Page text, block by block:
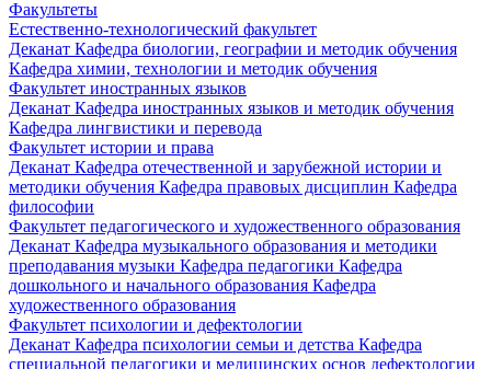
Факультеты
Естественно-технологический факультет
Деканат Кафедра биологии, географии и методик обучения
Кафедра химии, технологии и методик обучения
Факультет иностранных языков
Деканат Кафедра иностранных языков и методик обучения
Кафедра лингвистики и перевода
Факультет истории и права
Деканат Кафедра отечественной и зарубежной истории и
методики обучения Кафедра правовых дисциплин Кафедра
философии
Факультет педагогического и художественного образования
Деканат Кафедра музыкального образования и методики
преподавания музыки Кафедра педагогики Кафедра
дошкольного и начального образования Кафедра
художественного образования
Факультет психологии и дефектологии
Деканат Кафедра психологии семьи и детства Кафедра
специальной педагогики и медицинских основ дефектологии